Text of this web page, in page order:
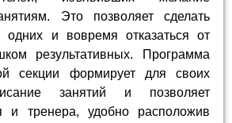
Это позволяет сделать
и вовремя отказаться от
результативных. Программа
секции формирует для своих
занятий и позволяет
и тренера, удобно расположив